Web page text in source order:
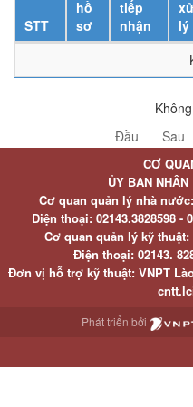
STT
hồ
sơ
tiếp
nhận
lý
Đầu
Sau
CƠ
ỦY BAN
Cơ quan quản lý nhà
Điện thoại:02143.3828598 -
Cơ quan quản lý kỹ
Điện thoại:02143.
Đơn vị hỗ trợ kỹ thuật: VNPT
Phát triển bởi